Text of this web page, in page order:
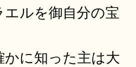
ルを御自分の宝
に知った主は大